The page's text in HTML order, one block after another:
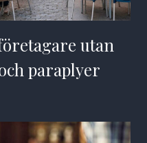
utan
paraplyer